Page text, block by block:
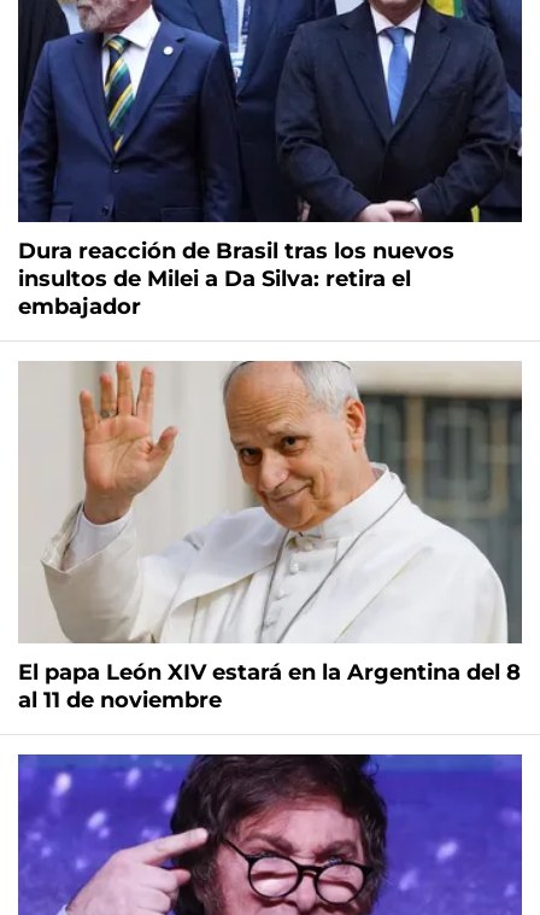
Dura reacción de Brasil tras los nuevos
insultos de Milei a Da Silva: retira el
embajador
El papa León XIV estará en la Argentina del 8
al 11 de noviembre